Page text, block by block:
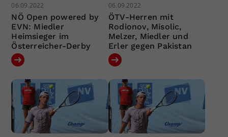
06.09.2022
NÖ Open powered by
EVN: Miedler
Heimsieger im
Österreicher-Derby
06.09.2022
ÖTV-Herren mit
Rodionov, Misolic,
Melzer, Miedler und
Erler gegen Pakistan